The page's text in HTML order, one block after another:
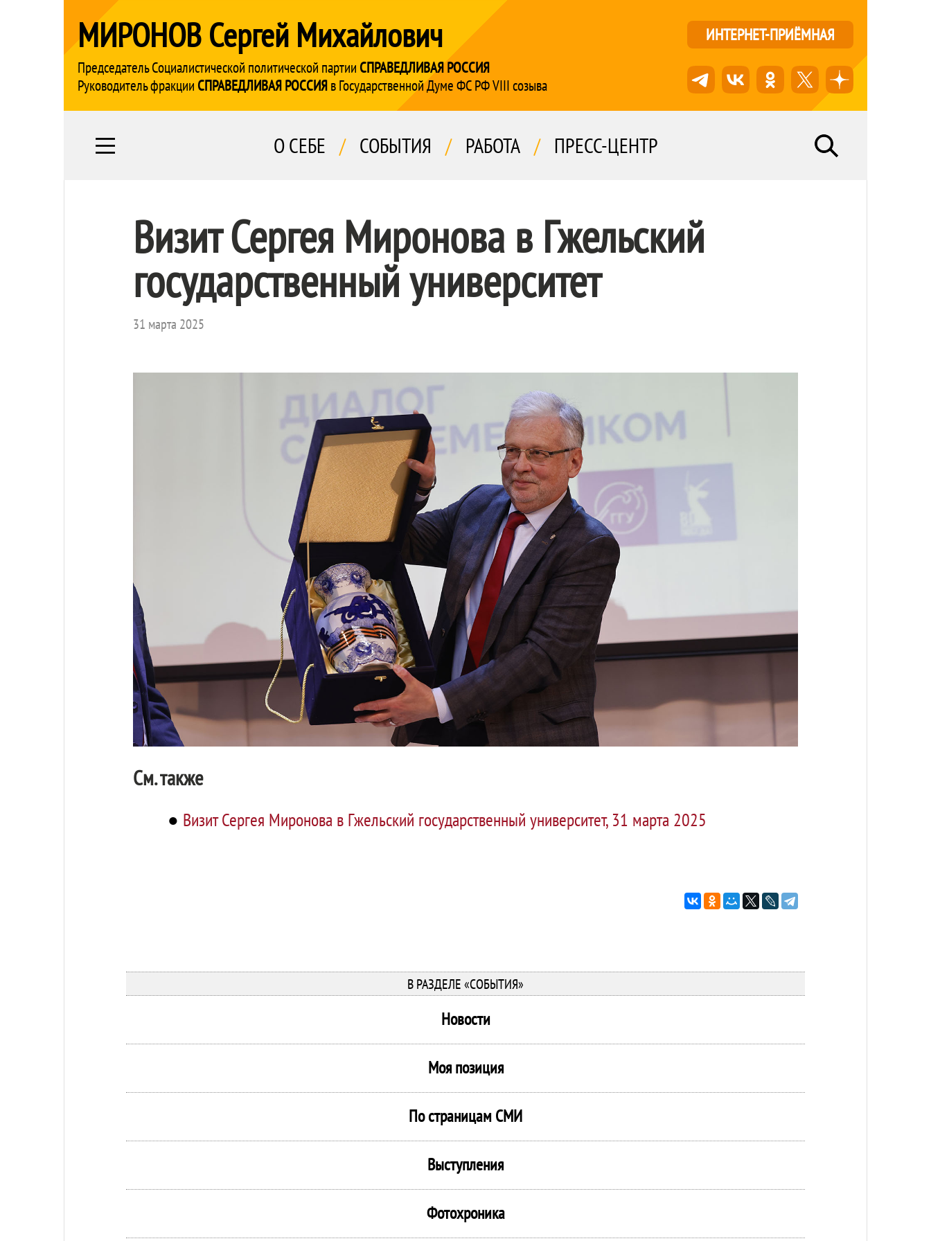
МИРОНОВ Сергей Михайлович
Председатель Социалистической политической партии СПРАВЕДЛИВАЯ РОССИЯ
Руководитель фракции СПРАВЕДЛИВАЯ РОССИЯв Государственной Думе ФС РФ VIII созыва
ИНТЕРНЕТ-ПРИЁМНАЯ
О СЕБЕ / СОБЫТИЯ / РАБОТА / ПРЕСС-ЦЕНТР
Визит Сергея Миронова в Гжельский
государственный университет
31 марта 2025
См. также
● Визит Сергея Миронова в Гжельский государственный университет, 31 марта 2025
В РАЗДЕЛЕ «СОБЫТИЯ»
Новости
Моя позиция
По страницам СМИ
Выступления
Фотохроника